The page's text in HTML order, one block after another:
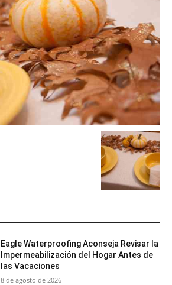
Eagle Waterproofing Aconseja Revisar la
Impermeabilización del Hogar Antes de
las Vacaciones
8 de agosto de 2026